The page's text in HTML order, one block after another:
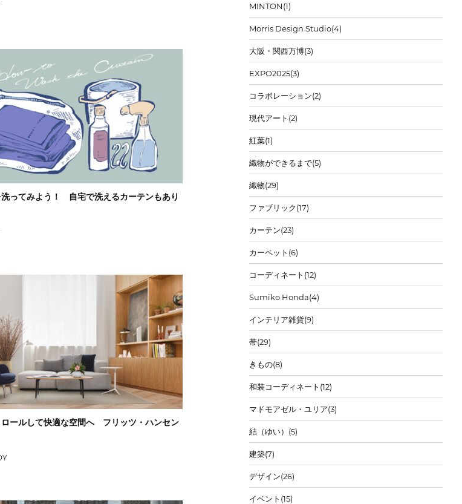
ってみよう！ 自宅で洗えるカーテンもあり
ールして快適な空間へ フリッツ・ハンセン
MINTON(1)
Morris Design Studio(4)
大阪・関西万博(3)
EXPO2025(3)
コラボレーション(2)
現代アート (2)
紅葉(1)
織物ができるまで(5)
織物(29)
ファブリック(17)
カーテン(23)
カーペット (6)
コーディネート (12)
Sumiko Honda(4)
インテリア雑貨(9)
帯(29)
きもの(8)
和装コーディネート (12)
マドモアゼル・ユリア(3)
結（ゆい） (5)
建築(7)
デザイン(26)
イベント (15)